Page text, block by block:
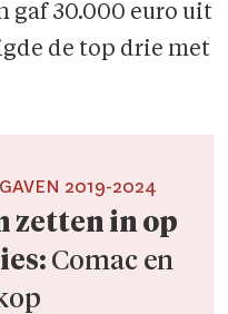
gaf 30.000 euro uit
de top drie met
2019-2024
zetten in op
Comac en